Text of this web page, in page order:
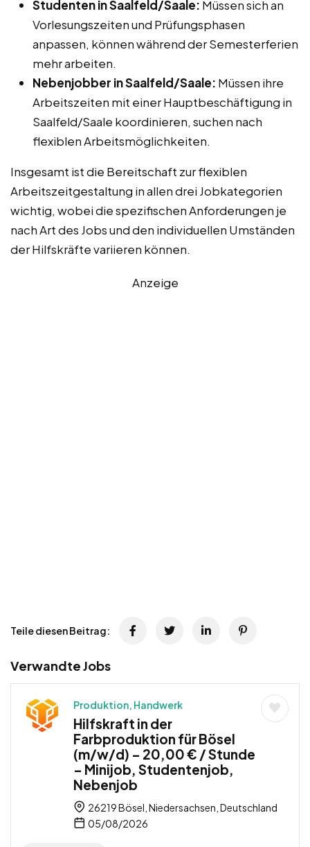
Studenten in Saalfeld/Saale: Müssen sich an
Vorlesungszeiten und Prüfungsphasen
anpassen, können während der Semesterferien
mehr arbeiten.
Nebenjobber in Saalfeld/Saale: Müssen ihre
Arbeitszeiten mit einer Hauptbeschäftigung in
Saalfeld/Saale koordinieren, suchen nach
flexiblen Arbeitsmöglichkeiten.
Insgesamt ist die Bereitschaft zur flexiblen
Arbeitszeitgestaltung in allen drei Jobkategorien
wichtig, wobei die spezifischen Anforderungen je
nach Art des Jobs und den individuellen Umständen
der Hilfskräfte variieren können.
Anzeige
Teile diesen Beitrag:
Verwandte Jobs
Produktion, Handwerk
Hilfskraft in der
Farbproduktion für Bösel
(m/w/d) – 20,00 € / Stunde
– Minijob, Studentenjob,
Nebenjob
26219 Bösel, Niedersachsen, Deutschland
05/08/2026